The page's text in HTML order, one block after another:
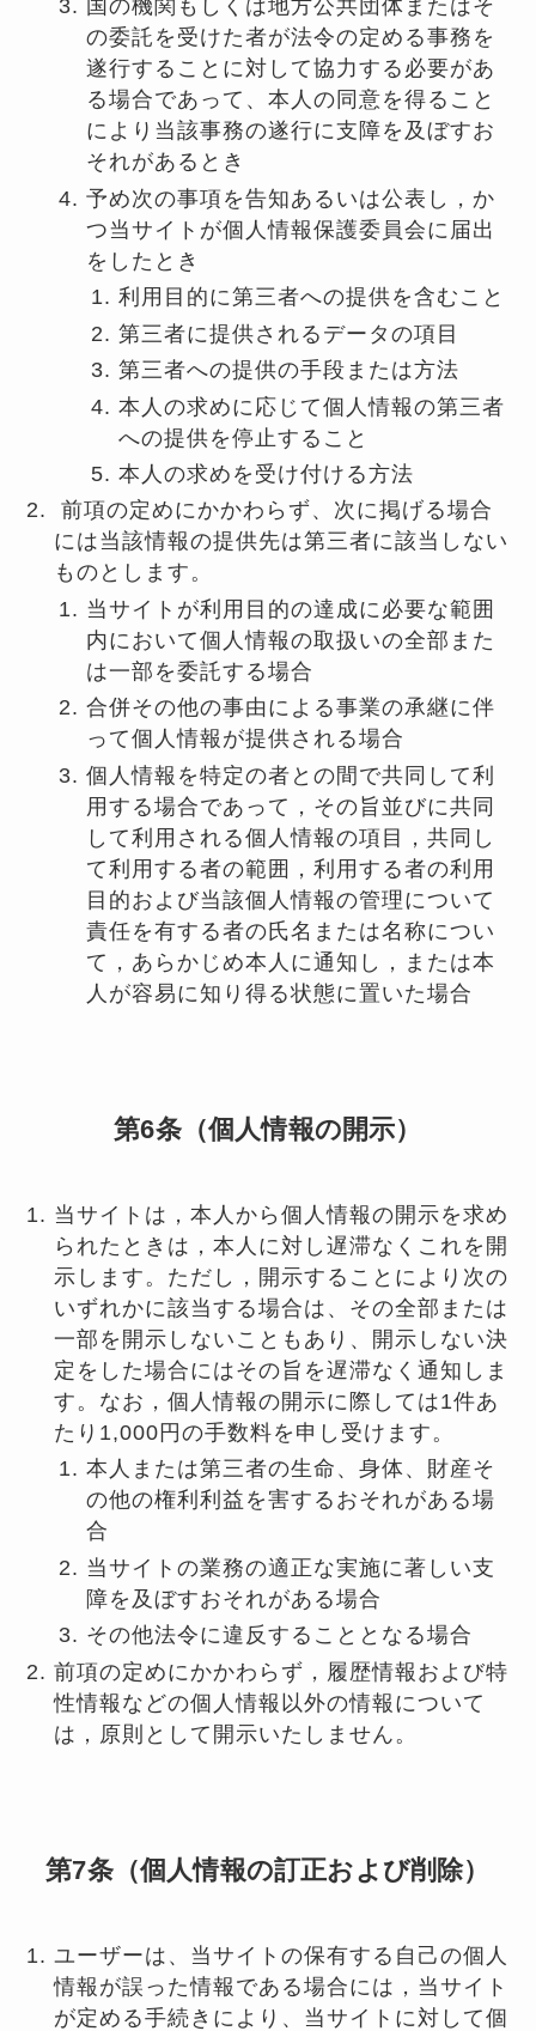
国の機関もしくは地方公共団体またはそ
の委託を受けた者が法令の定める事務を
遂行することに対して協力する必要があ
る場合であって、本人の同意を得ること
により当該事務の遂行に支障を及ぼすお
それがあるとき
予め次の事項を告知あるいは公表し，か
つ当サイトが個人情報保護委員会に届出
をしたとき
利用目的に第三者への提供を含むこと
第三者に提供されるデータの項目
第三者への提供の手段または方法
本人の求めに応じて個人情報の第三者
への提供を停止すること
本人の求めを受け付ける方法
前項の定めにかかわらず、次に掲げる場合
には当該情報の提供先は第三者に該当しない
ものとします。
当サイトが利用目的の達成に必要な範囲
内において個人情報の取扱いの全部また
は一部を委託する場合
合併その他の事由による事業の承継に伴
って個人情報が提供される場合
個人情報を特定の者との間で共同して利
用する場合であって，その旨並びに共同
して利用される個人情報の項目，共同し
て利用する者の範囲，利用する者の利用
目的および当該個人情報の管理について
責任を有する者の氏名または名称につい
て，あらかじめ本人に通知し，または本
人が容易に知り得る状態に置いた場合
第6条（個人情報の開示）
当サイトは，本人から個人情報の開示を求め
られたときは，本人に対し遅滞なくこれを開
示します。ただし，開示することにより次の
いずれかに該当する場合は、その全部または
一部を開示しないこともあり、開示しない決
定をした場合にはその旨を遅滞なく通知しま
す。なお，個人情報の開示に際しては1件あ
たり1,000円の手数料を申し受けます。
本人または第三者の生命、身体、財産そ
の他の権利利益を害するおそれがある場
合
当サイトの業務の適正な実施に著しい支
障を及ぼすおそれがある場合
その他法令に違反することとなる場合
前項の定めにかかわらず，履歴情報および特
性情報などの個人情報以外の情報について
は，原則として開示いたしません。
第7条（個人情報の訂正および削除）
ユーザーは、当サイトの保有する自己の個人
情報が誤った情報である場合には，当サイト
が定める手続きにより、当サイトに対して個